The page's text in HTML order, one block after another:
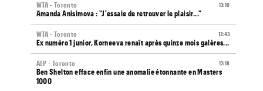
13:10
WTA - Toronto
Amanda Anisimova : "J'essaie de retrouver le plaisir..."
12:43
WTA - Toronto
Ex numéro 1 junior, Korneeva renaît après quinze mois galères...
12:18
ATP - Toronto
Ben Shelton efface enfin une anomalie étonnante en Masters
1000